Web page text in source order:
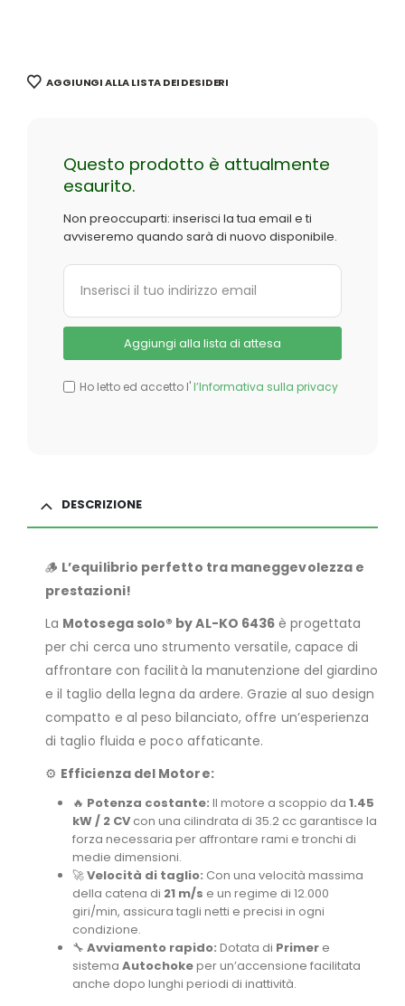
AGGIUNGI ALLA LISTA DEI DESIDERI
Questo prodotto è attualmente
esaurito.
Non preoccuparti: inserisci la tua email e ti
avviseremo quando sarà di nuovo disponibile.
Ho letto ed accetto l'l’Informativa sulla privacy
DESCRIZIONE
🪵 L’equilibrio perfetto tra maneggevolezza e
prestazioni!
La Motosega solo® by AL-KO 6436 è progettata
per chi cerca uno strumento versatile, capace di
affrontare con facilità la manutenzione del giardino
e il taglio della legna da ardere. Grazie al suo design
compatto e al peso bilanciato, offre un’esperienza
di taglio fluida e poco affaticante.
⚙️ Efficienza del Motore:
🔥 Potenza costante: Il motore a scoppio da 1.45
kW / 2 CVcon una cilindrata di 35.2 cc garantisce la
forza necessaria per affrontare rami e tronchi di
medie dimensioni.
🚀Velocità di taglio: Con una velocità massima
della catena di 21 m/s e un regime di 12.000
giri/min, assicura tagli netti e precisi in ogni
condizione.
🔧 Avviamento rapido: Dotata di Primere
sistema Autochokeper un’accensione facilitata
anche dopo lunghi periodi di inattività.